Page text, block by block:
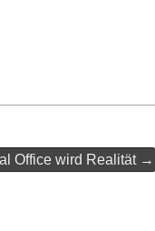
Office wird Realität →